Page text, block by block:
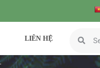
LIÊN HỆ